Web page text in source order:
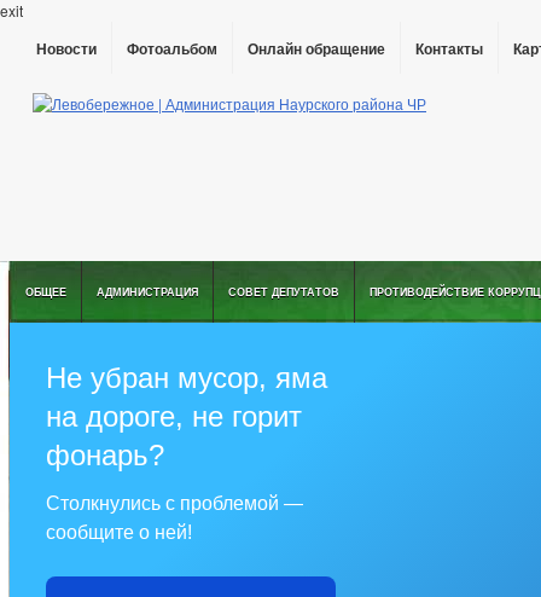
exit
Новости Фотоальбом Онлайн обращение Контакты
ОБЩЕЕ АДМИНИСТРАЦИЯ СОВЕТ ДЕПУТАТОВ ПРОТИВОДЕЙСТВИЕ
Не убран мусор, яма
на дороге, не горит
фонарь?
Столкнулись с проблемой —
сообщите о ней!